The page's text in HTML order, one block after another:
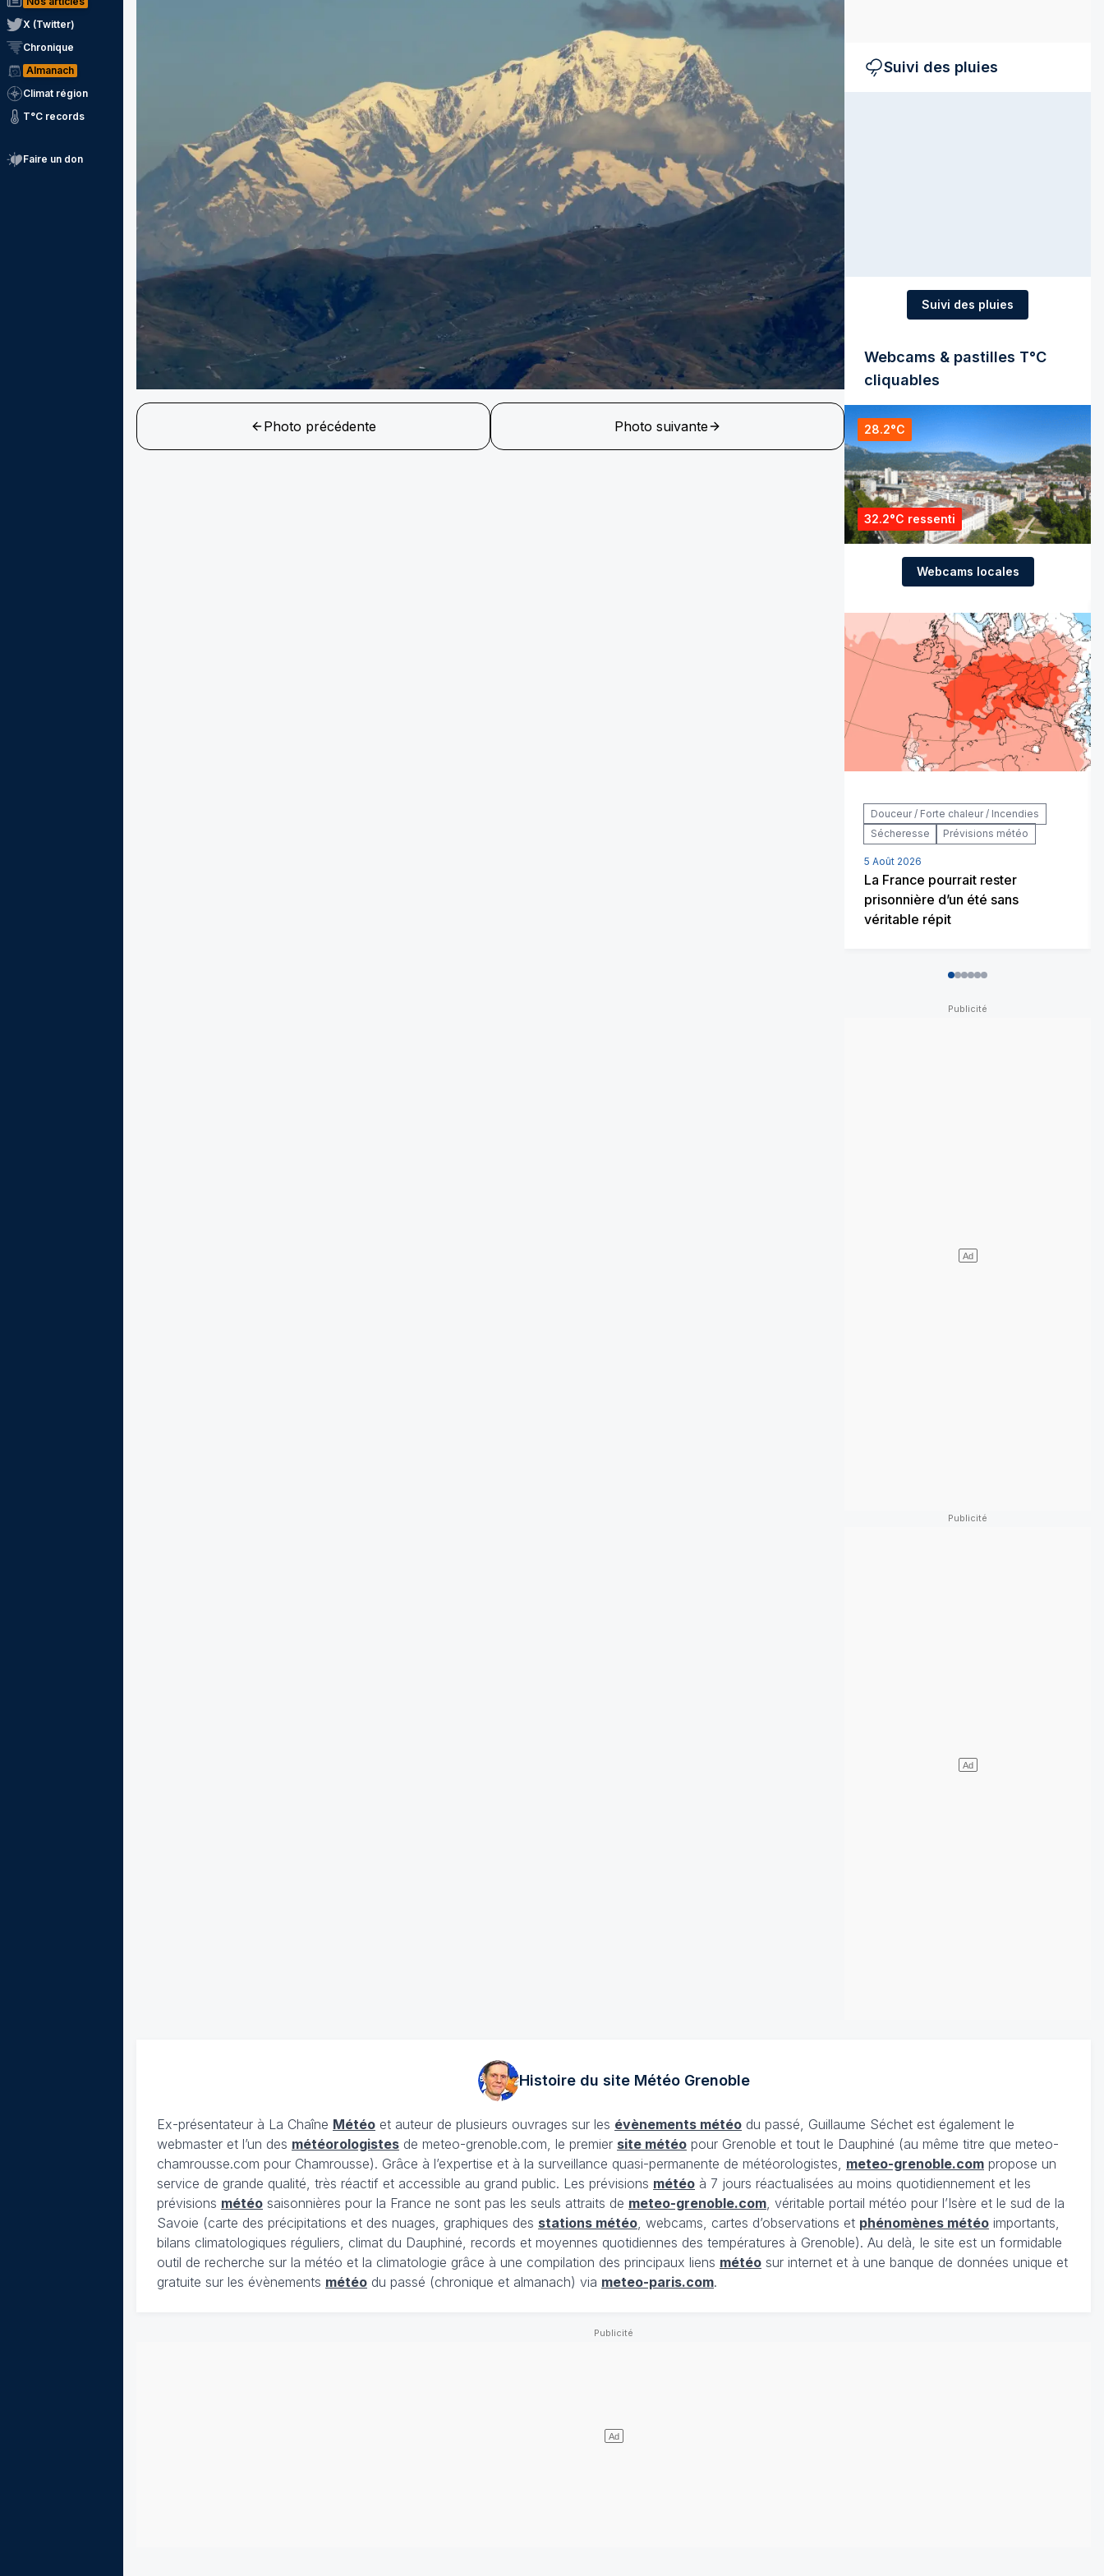
X (Twitter)
Chronique
Almanach
Climat région
T°C records
Faire un don
Photo précédente Photo suivante
Suivi des pluies
Suivi des pluies
Webcams & pastilles T°C
cliquables
28.2°C
32.2°C ressenti
Webcams locales
Douceur / Forte chaleur / Incendies
Sécheresse
Prévisions météo
5 Août 2026
La France pourrait rester
prisonnière d’un été sans
véritable répit
012345
Histoire du site MétéoGrenoble
Ex-présentateur à La Chaîne Météo et auteur de plusieurs ouvrages sur les évènements météo du passé, Guillaume Séchet est également le
webmaster et l’un des météorologistes de meteo-grenoble.com, le premier site météo pour Grenoble et tout le Dauphiné (au même titre que meteo-
chamrousse.com pour Chamrousse). Grâce à l’expertise et à la surveillance quasi-permanente de météorologistes, meteo-grenoble.com propose un
service de grande qualité, très réactif et accessible au grand public. Les prévisions météo à 7 jours réactualisées au moins quotidiennement et les
prévisions météo saisonnières pour la France ne sont pas les seuls attraits de meteo-grenoble.com , véritable portail météo pour l’Isère et le sud de la
Savoie (carte des précipitations et des nuages, graphiques des stations météo , webcams, cartes d’observations et phénomènes météo importants,
bilans climatologiques réguliers, climat du Dauphiné, records et moyennes quotidiennes des températures à Grenoble). Au delà, le site est un formidable
outil de recherche sur la météo et la climatologie grâce à une compilation des principaux liens météo sur internet et à une banque de données unique et
gratuite sur les évènements météo du passé (chronique et almanach) via meteo-paris.com.